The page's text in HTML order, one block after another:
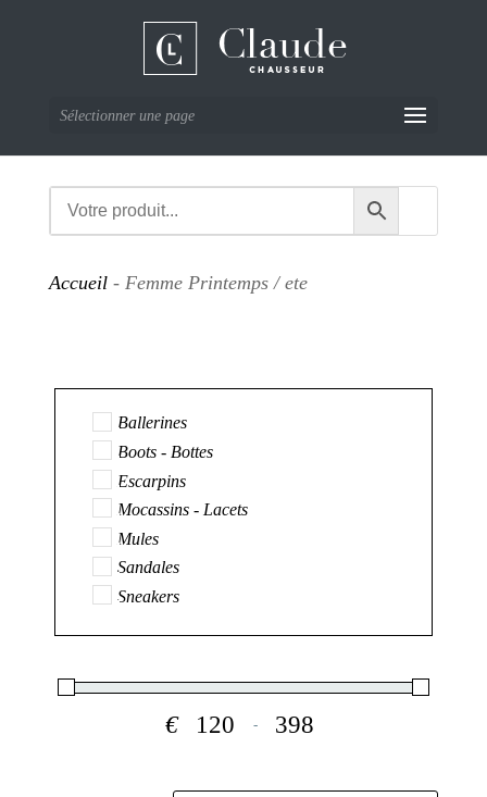
Sélectionner une page
Accueil- Femme Printemps / ete
Ballerines
Boots - Bottes
Escarpins
Mocassins - Lacets
Mules
Sandales
Sneakers
€
Minimum Price
-
Maximum Price